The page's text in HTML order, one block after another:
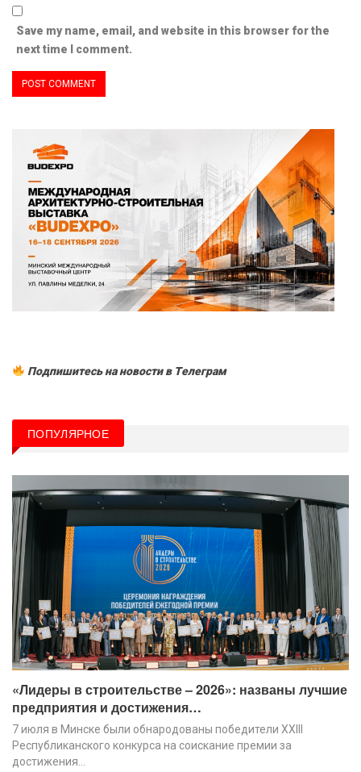
Save my name, email, and website in this browser for the
next time I comment.
Подпишитесь на новости в Tелеграм
ПОПУЛЯРНОЕ
«Лидеры в строительстве – 2026»: названы лучшие
предприятия и достижения…
7 июля в Минске были обнародованы победители XХIII
Республиканского конкурса на соискание премии за
достижения…